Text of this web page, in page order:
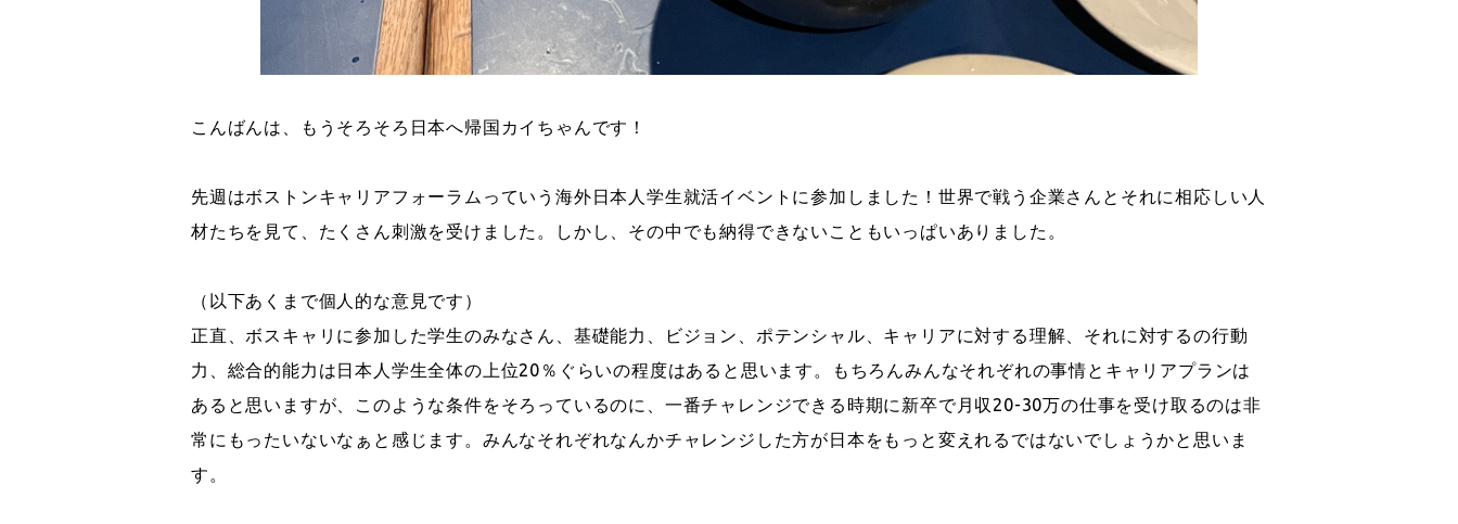
こんばんは、もうそろそろ日本へ帰国カイちゃんです！
先週はボストンキャリアフォーラムっていう海外日本人学生就活イベントに参加しました！世界で戦う企業さんとそれに相応しい人
材たちを見て、たくさん刺激を受けました。しかし、その中でも納得できないこともいっぱいありました。
（以下あくまで個人的な意見です）
正直、ボスキャリに参加した学生のみなさん、基礎能力、ビジョン、ポテンシャル、キャリアに対する理解、それに対するの行動
力、総合的能力は日本人学生全体の上位20％ぐらいの程度はあると思います。もちろんみんなそれぞれの事情とキャリアプランは
あると思いますが、このような条件をそろっているのに、一番チャレンジできる時期に新卒で月収20-30万の仕事を受け取るのは非
常にもったいないなぁと感じます。みんなそれぞれなんかチャレンジした方が日本をもっと変えれるではないでしょうかと思いま
す。